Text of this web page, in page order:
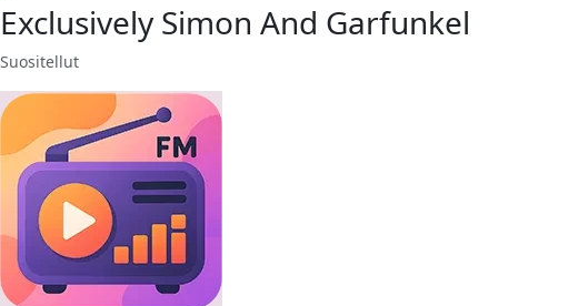
Exclusively Simon And Garfunkel
Suositellut